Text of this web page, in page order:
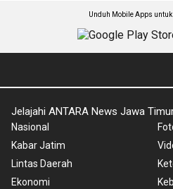
Unduh Mobile Apps
Jelajahi ANTARA News Jawa
Nasional
Kabar Jatim
Lintas Daerah
Ekonomi